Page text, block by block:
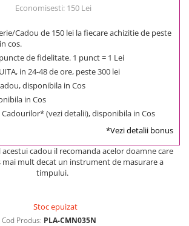
Economisesti: 150 Lei
Cadou de 150 lei la fiecare achizitie de peste
cos.
de fidelitate. 1 punct = 1 Lei
in 24-48 de ore, peste 300 lei
disponibila in Cos
in Cos
Cadourilor* (vezi detalii), disponibila in Cos
*Vezi detalii bonus
acestui cadou il recomanda acelor doamne care
mai mult decat un instrument de masurare a
timpului.
Stoc epuizat
Cod Produs: PLA-CMN035N